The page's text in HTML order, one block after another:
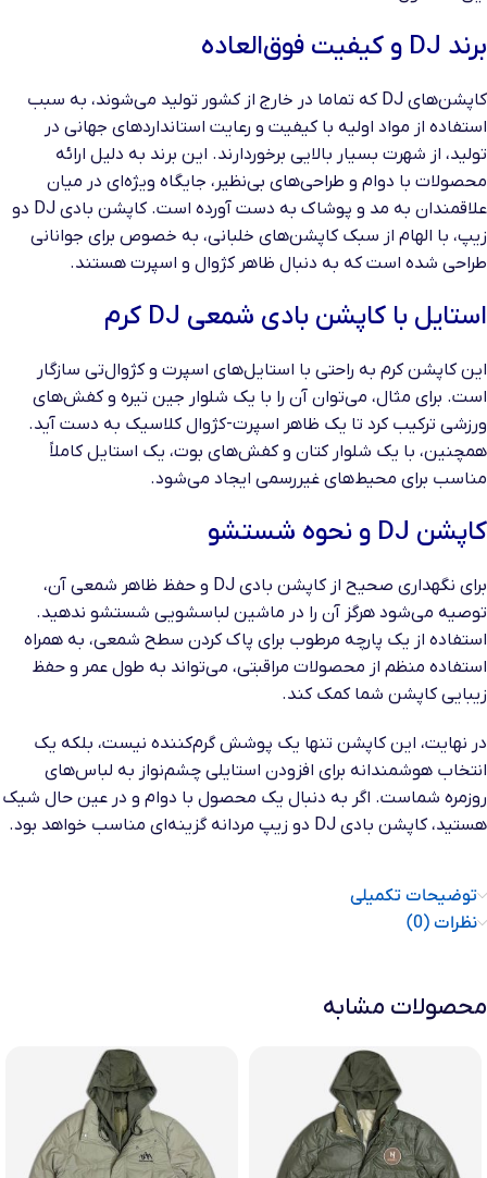
برند DJ و کیفیت فوق‌العاده
کاپشن‌های DJ که تماما در خارج از کشور تولید می‌شوند، به سبب
استفاده از مواد اولیه با کیفیت و رعایت استانداردهای جهانی در
تولید، از شهرت بسیار بالایی برخوردارند. این برند به دلیل ارائه
محصولات با دوام و طراحی‌های بی‌نظیر، جایگاه ویژه‌ای در میان
علاقمندان به مد و پوشاک به دست آورده است. کاپشن بادی DJ دو
زیپ، با الهام از سبک کاپشن‌های خلبانی، به خصوص برای جوانانی
طراحی شده است که به دنبال ظاهر کژوال و اسپرت هستند.
استایل با کاپشن بادی شمعی DJ کرم
این کاپشن کرم به راحتی با استایل‌های اسپرت و کژوال‌تی سازگار
است. برای مثال، می‌توان آن را با یک شلوار جین تیره و کفش‌های
ورزشی ترکیب کرد تا یک ظاهر اسپرت-کژوال کلاسیک به دست آید.
همچنین، با یک شلوار کتان و کفش‌های بوت، یک استایل کاملاً
مناسب برای محیط‌های غیررسمی ایجاد می‌شود.
کاپشن DJ و نحوه شستشو
برای نگهداری صحیح از کاپشن بادی DJ و حفظ ظاهر شمعی آن،
توصیه می‌شود هرگز آن را در ماشین لباسشویی شستشو ندهید.
استفاده از یک پارچه مرطوب برای پاک کردن سطح شمعی، به همراه
استفاده منظم از محصولات مراقبتی، می‌تواند به طول عمر و حفظ
زیبایی کاپشن شما کمک کند.
در نهایت، این کاپشن تنها یک پوشش گرم‌کننده نیست، بلکه یک
انتخاب هوشمندانه برای افزودن استایلی چشم‌نواز به لباس‌های
روزمره شماست. اگر به دنبال یک محصول با دوام و در عین حال شیک
هستید، کاپشن بادی DJ دو زیپ مردانه گزینه‌ای مناسب خواهد بود.
توضیحات تکمیلی
نظرات (0)
محصولات مشابه